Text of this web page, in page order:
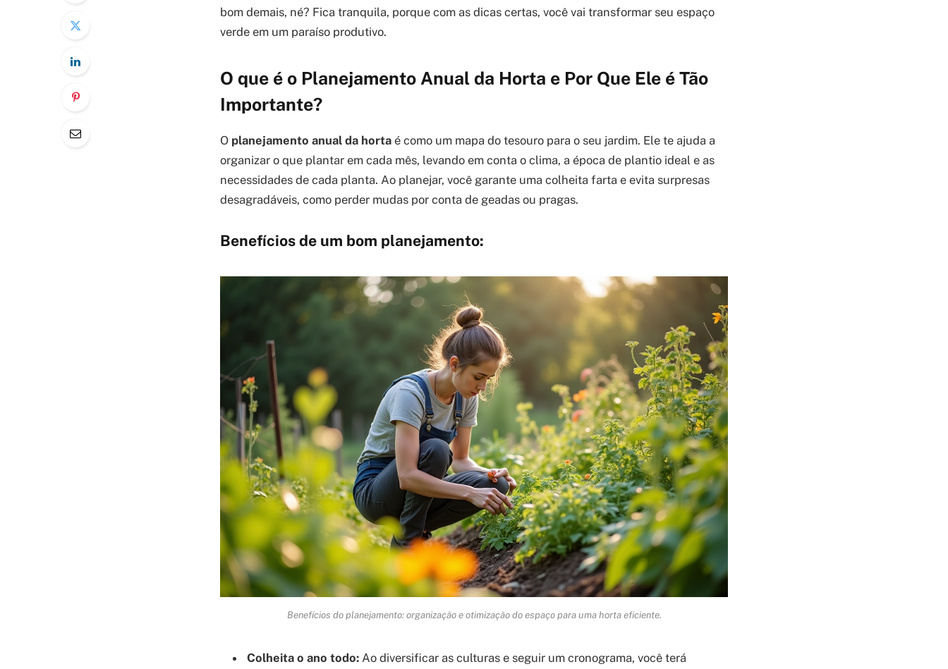
bom demais, né? Fica tranquila, porque com as dicas certas, você vai transformar seu espaço
verde em um paraíso produtivo.
O que é o Planejamento Anual da Horta e Por Que Ele é Tão
Importante?
O planejamento anual da horta é como um mapa do tesouro para o seu jardim. Ele te ajuda a
organizar o que plantar em cada mês, levando em conta o clima, a época de plantio ideal e as
necessidades de cada planta. Ao planejar, você garante uma colheita farta e evita surpresas
desagradáveis, como perder mudas por conta de geadas ou pragas.
Benefícios de um bom planejamento:
Benefícios do planejamento: organização e otimização do espaço para uma horta eficiente.
Colheita o ano todo: Ao diversificar as culturas e seguir um cronograma, você terá